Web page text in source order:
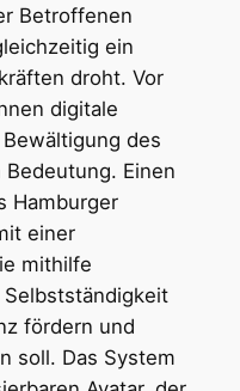
Betroffenen
ein
droht. Vor
digitale
des
Einen
Hamburger
einer
mithilfe
fördern und
soll. Das System